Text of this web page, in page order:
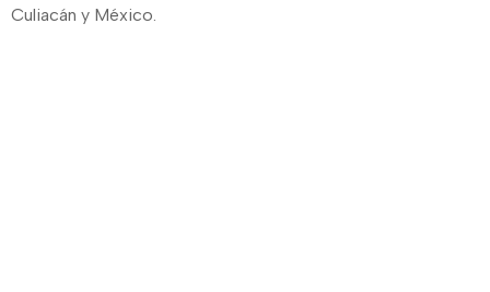
Culiacán y México.